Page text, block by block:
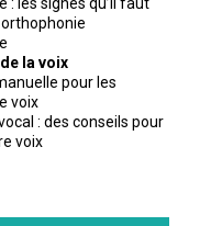
: les signes qu’il faut
la voix
pour les
voix
: des conseils pour
voix